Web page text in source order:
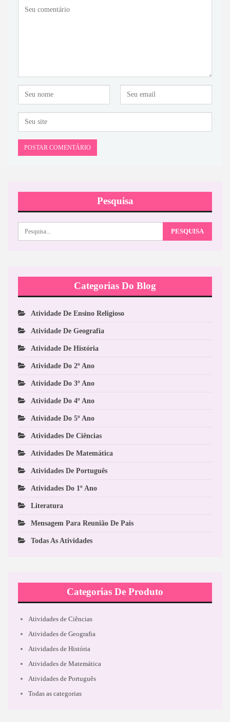
Pesquisa
Categorias Do Blog
Atividade De Ensino Religioso
Atividade De Geografia
Atividade De História
Atividade Do 2º Ano
Atividade Do 3º Ano
Atividade Do 4º Ano
Atividade Do 5º Ano
Atividades De Ciências
Atividades De Matemática
Atividades De Português
Atividades Do 1º Ano
Literatura
Mensagem Para Reunião De Pais
Todas As Atividades
Categorias De Produto
Atividades de Ciências
Atividades de Geografia
Atividades de História
Atividades de Matemática
Atividades de Português
Todas as categorias